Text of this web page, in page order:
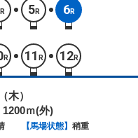
R 5R 6R
R 11 R 12R
木）
1200ｍ(外)
【馬場状態】 稍重